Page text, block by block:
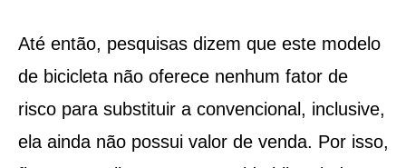
Até então, pesquisas dizem que este modelo
de bicicleta não oferece nenhum fator de
risco para substituir a convencional, inclusive,
ela ainda não possui valor de venda. Por isso,